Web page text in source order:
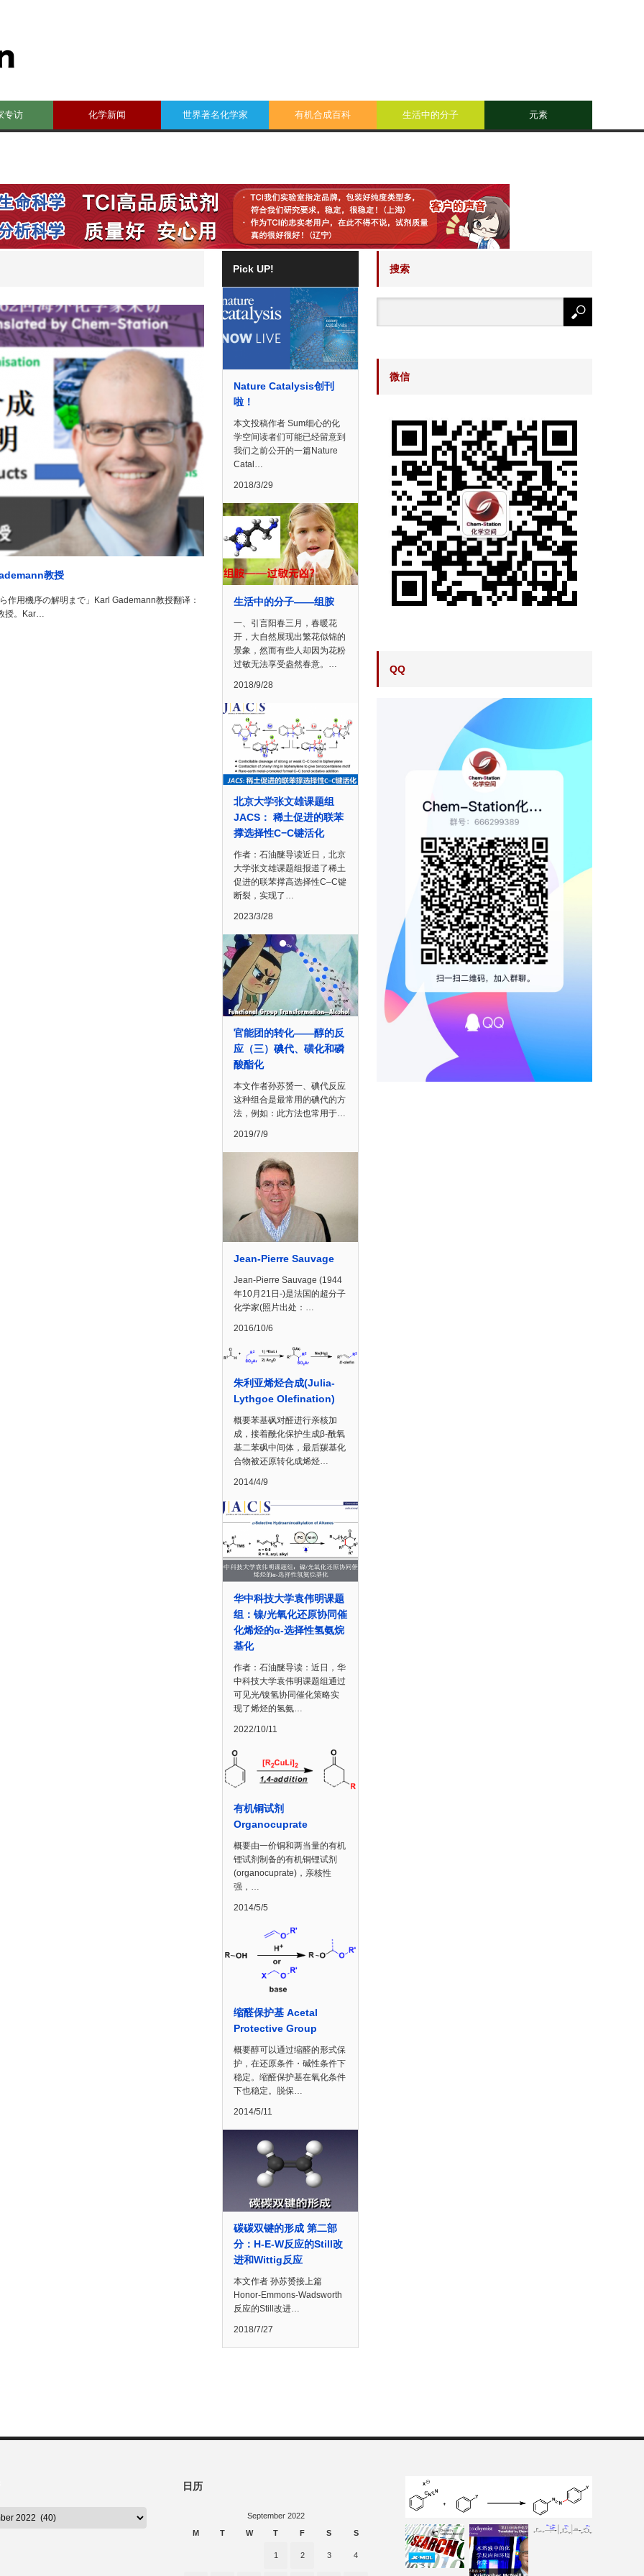
专访 化学新闻 世界著名化学家 有机合成百科 生活中的分子 元素
教授
用機序の解明まで」Karl Gademann教授翻译：
授。Kar…
Pick UP!
Nature Catalysis创刊
啦！
本文投稿作者 Sum细心的化
学空间读者们可能已经留意到
我们之前公开的一篇Nature
Catal…
2018/3/29
生活中的分子——组胺
一、引言阳春三月，春暖花
开，大自然展现出繁花似锦的
景象，然而有些人却因为花粉
过敏无法享受盎然春意。…
2018/9/28
北京大学张文雄课题组
JACS： 稀土促进的联苯
撑选择性C−C键活化
作者：石油醚导读近日，北京
大学张文雄课题组报道了稀土
促进的联苯撑高选择性C–C键
断裂，实现了…
2023/3/28
官能团的转化——醇的反
应（三）碘代、磺化和磷
酸酯化
本文作者孙苏赟一、碘代反应
这种组合是最常用的碘代的方
法，例如：此方法也常用于…
2019/7/9
Jean-Pierre Sauvage
Jean-Pierre Sauvage (1944
年10月21日-)是法国的超分子
化学家(照片出处：…
2016/10/6
朱利亚烯烃合成(Julia-
Lythgoe Olefination)
概要苯基砜对醛进行亲核加
成，接着酰化保护生成β-酰氧
基二苯砜中间体，最后羰基化
合物被还原转化成烯烃…
2014/4/9
华中科技大学袁伟明课题
组：镍/光氧化还原协同催
化烯烃的α-选择性氢氨烷
基化
作者：石油醚导读：近日，华
中科技大学袁伟明课题组通过
可见光/镍氢协同催化策略实
现了烯烃的氢氨…
2022/10/11
有机铜试剂
Organocuprate
概要由一价铜和两当量的有机
锂试剂制备的有机铜锂试剂
(organocuprate)，亲核性
强，…
2014/5/5
缩醛保护基 Acetal
Protective Group
概要醇可以通过缩醛的形式保
护，在还原条件・碱性条件下
稳定。缩醛保护基在氧化条件
下也稳定。脱保…
2014/5/11
碳碳双键的形成 第二部
分：H-E-W反应的Still改
进和Wittig反应
本文作者 孙苏赟接上篇
Honor-Emmons-Wadsworth
反应的Still改进…
2018/7/27
搜索
微信
QQ
日历
September 2022
M
T W T F S S
1 2 3 4